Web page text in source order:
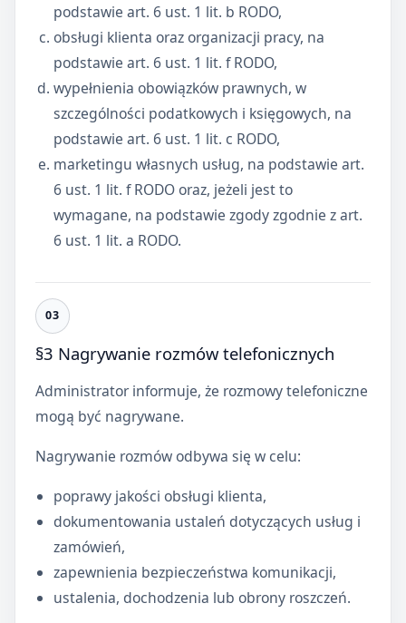
podstawie art. 6 ust. 1 lit. b RODO,
obsługi klienta oraz organizacji pracy, na
podstawie art. 6 ust. 1 lit. f RODO,
wypełnienia obowiązków prawnych, w
szczególności podatkowych i księgowych, na
podstawie art. 6 ust. 1 lit. c RODO,
marketingu własnych usług, na podstawie art.
6 ust. 1 lit. f RODO oraz, jeżeli jest to
wymagane, na podstawie zgody zgodnie z art.
6 ust. 1 lit. a RODO.
§3 Nagrywanie rozmów telefonicznych
Administrator informuje, że rozmowy telefoniczne
mogą być nagrywane.
Nagrywanie rozmów odbywa się w celu:
poprawy jakości obsługi klienta,
dokumentowania ustaleń dotyczących usług i
zamówień,
zapewnienia bezpieczeństwa komunikacji,
ustalenia, dochodzenia lub obrony roszczeń.